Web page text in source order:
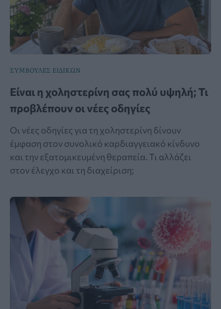
ΣΥΜΒΟΥΛΕΣ ΕΙΔΙΚΩΝ
Είναι η χοληστερίνη σας πολύ υψηλή; Τι
προβλέπουν οι νέες οδηγίες
Οι νέες οδηγίες για τη χοληστερίνη δίνουν
έμφαση στον συνολικό καρδιαγγειακό κίνδυνο
και την εξατομικευμένη θεραπεία. Τι αλλάζει
στον έλεγχο και τη διαχείριση;